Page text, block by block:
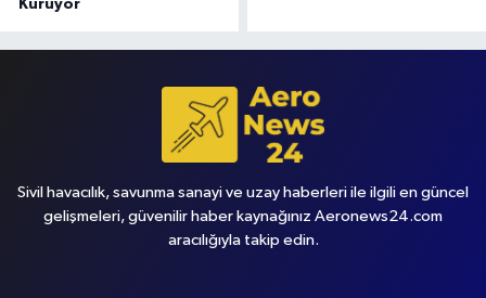
Kuruyor
Sivil havacılık, savunma sanayi ve uzay haberleri ile ilgili en güncel
gelişmeleri, güvenilir haber kaynağınız Aeronews24.com
aracılığıyla takip edin.